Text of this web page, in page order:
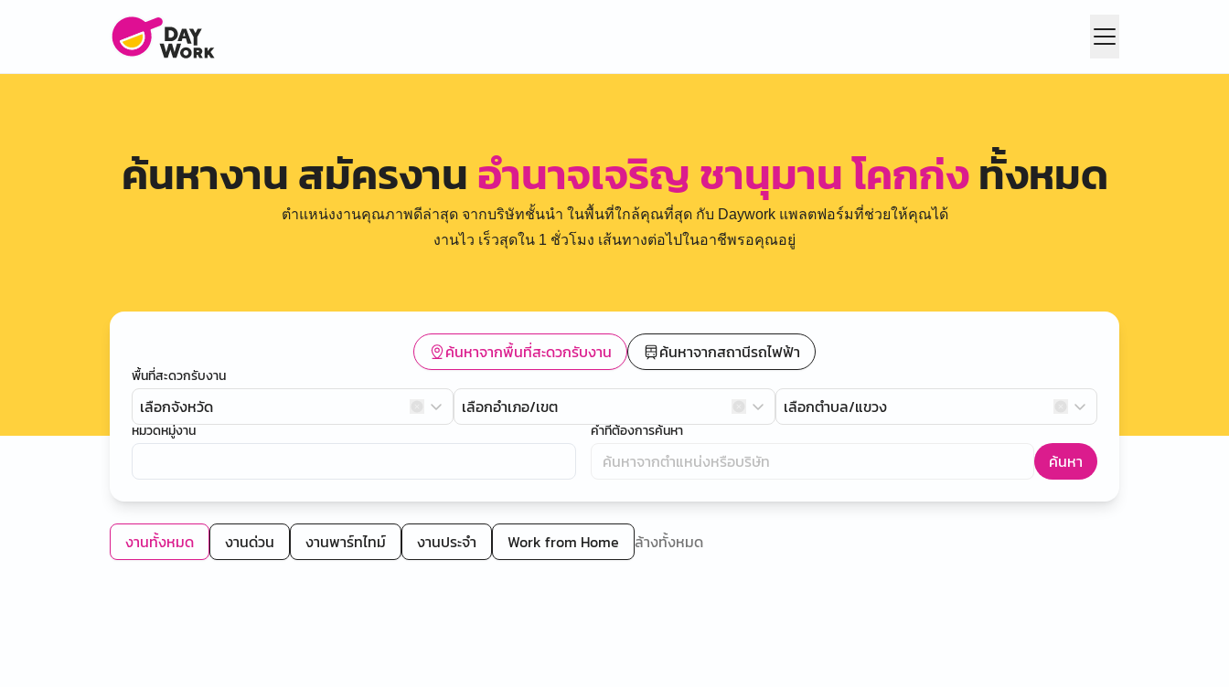
ค้นหางาน สมัครงานอำนาจเจริญ ชานุมาน โคกก่งทั้งหมด
ตำแหน่งงานคุณภาพดีล่าสุด จากบริษัทชั้นนำ ในพื้นที่ใกล้คุณที่สุด กับ Daywork แพลตฟอร์มที่ช่วยให้คุณได้
งานไว เร็วสุดใน 1 ชั่วโมง เส้นทางต่อไปในอาชีพรอคุณอยู่
ค้นหาจากพื้นที่สะดวกรับงาน ค้นหาจากสถานีรถไฟฟ้า
พื้นที่สะดวกรับงาน
เลือกจังหวัด เลือกอำเภอ/เขต เลือกตำบล/แขวง
หมวดหมู่งาน คำที่ต้องการค้นหา
ค้นหา
งานทั้งหมด งานด่วน งานพาร์ทไทม์ งานประจำ Work from Home ล้างทั้งหมด